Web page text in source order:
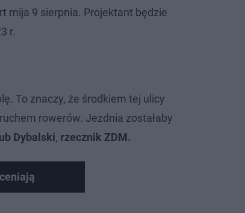
mija 9 sierpnia. Projektant będzie
r.
To znaczy, że środkiem tej ulicy
rowerów. Jezdnia zostałaby
Dybalski, rzecznik ZDM.